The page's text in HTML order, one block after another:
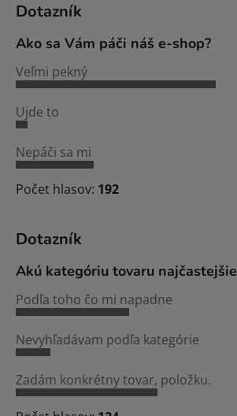
Dotazník
Ako sa Vám páči náš e-shop?
Veľmi pekný
Ujde to
Nepáči sa mi
Počet hlasov: 192
Dotazník
Akú kategóriu tovaru
Podľa toho čo mi napadne
Nevyhľadávam podľa kategórie
Zadám konkrétny tovar, položku.